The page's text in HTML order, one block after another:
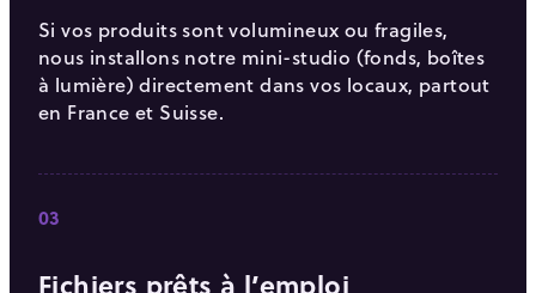
Si vos produits sont volumineux ou fragiles,
nous installons notre mini-studio (fonds, boîtes
à lumière) directement dans vos locaux, partout
en France et Suisse.
03
Fichiers prêts à l’emploi